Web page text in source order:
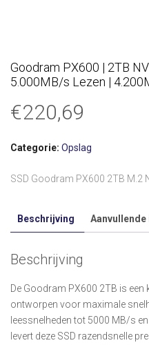
Goodram PX600 | 2TB
5.000MB/s Lezen |
€220,69
Categorie: Opslag
SSD Goodram PX600 2TB M.2
Beschrijving
Beschrijving
De Goodram PX600 2TB is een
ontworpen voor maximale
leessnelheden tot 5000 MB/s
levert deze SSD razendsnelle